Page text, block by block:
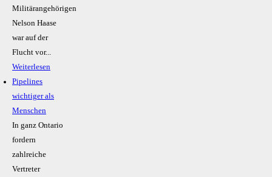
Militärangehörigen
Nelson Haase
war auf der
Flucht vor...
Weiterlesen
Pipelines
wichtiger als
Menschen
In ganz Ontario
fordern
zahlreiche
Vertreter